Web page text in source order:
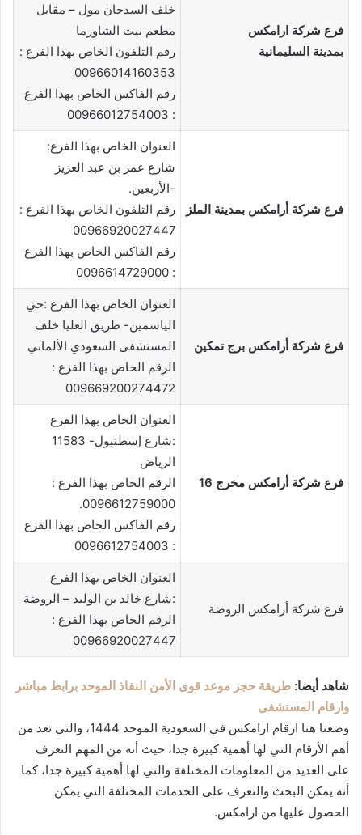
فرع شركة ارامكس
بمدينة السليمانية
خلف السدحان مول – مقابل
مطعم بيت الشاورما
رقم التلفون الخاص بهذا الفرع :
00966014160353
رقم الفاكس الخاص بهذا الفرع
: 00966012754003
فرع شركة أرامكس بمدينة الملز
العنوان الخاص بهذا الفرع:
شارع عمر بن عبد العزيز
-الأربعين.
رقم التلفون الخاص بهذا الفرع :
00966920027447
رقم الفاكس الخاص بهذا الفرع
: 0096614729000
فرع شركة أرامكس برج تمكين
العنوان الخاص بهذا الفرع :حي
الياسمين- طريق العليا خلف
المستشفى السعودي الألماني
الرقم الخاص بهذا الفرع :
009669200274472
فرع شركة أرامكس مخرج 16
العنوان الخاص بهذا الفرع
:شارع إسطنبول- 11583
الرياض
الرقم الخاص بهذا الفرع :
0096612759000.
رقم الفاكس الخاص بهذا الفرع
: 0096612754003
فرع شركة أرامكس الروضة
العنوان الخاص بهذا الفرع
:شارع خالد بن الوليد – الروضة
الرقم الخاص بهذا الفرع :
00966920027447
شاهد أيضا: طريقة حجز موعد قوى الأمن النفاذ الموحد برابط مباشر
وارقام المستشفى
وضعنا هنا
ارقام ارامكس في السعودية الموحد 1444، والتي تعد من
أهم الأرقام التي لها أهمية كبيرة جدا، حيث أنه من المهم التعرف
على العديد من المعلومات المختلفة والتي لها أهمية كبيرة جدا، كما
أنه يمكن البحث والتعرف على الخدمات المختلفة التي يمكن
الحصول عليها من ارامكس.